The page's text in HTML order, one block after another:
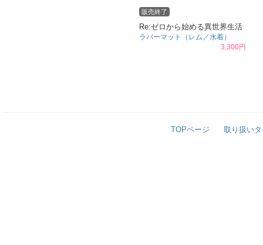
販売終了
Re:ゼロから始める異世界生活
ラバーマット（レム／水着）
3,300円
TOPページ 取り扱い